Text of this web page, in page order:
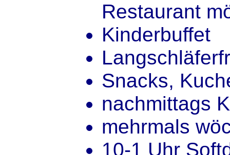
Restaurant
Kinderbuffet
Snacks,
nachmittags
mehrmals
10-1 Uhr